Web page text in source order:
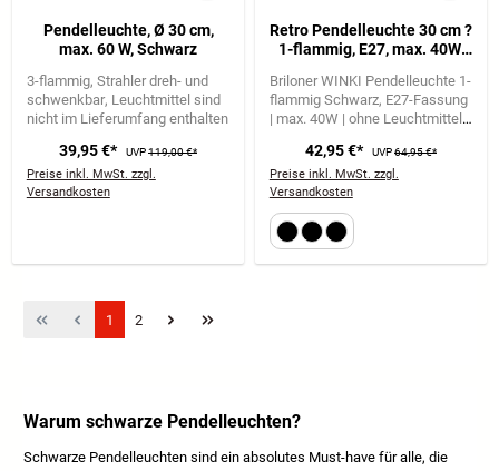
Pendelleuchte, Ø 30 cm,
max. 60 W, Schwarz
3-flammig Strahler dreh- und
schwenkbar Leuchtmittel sind
nicht im Lieferumfang enthalten
39,95 €* UVP119,00 €*
Preise inkl. MwSt. zzgl.
Versandkosten
Retro Pendelleuchte 30 cm ?
1-flammig, E27, max. 40W,
Briloner WINKI Pendelleuchte 1-
flammig Schwarz E27-Fassung
| max. 40W | ohne Leuchtmittel
Retro-Stil42,95 €* UVP64,95 €*
Preise inkl. MwSt. zzgl.
Versandkosten
Seite
1 Seite
2
Warum schwarze Pendelleuchten?
Schwarze Pendelleuchten sind ein absolutes Must-have für alle, die